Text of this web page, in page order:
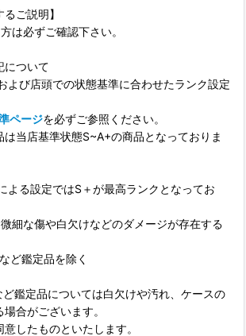
ご説明】
は必ずご確認下さい。
について
よび店頭での状態基準に合わせたランク設定
ページを必ずご参照ください。
当店基準状態S~A+の商品となっておりま
よる設定ではS＋が最高ランクとなってお
細な傷や白欠けなどのダメージが存在する
ど鑑定品を除く
ど鑑定品については白欠けや汚れ、ケースの
合がございます。
したものといたします。